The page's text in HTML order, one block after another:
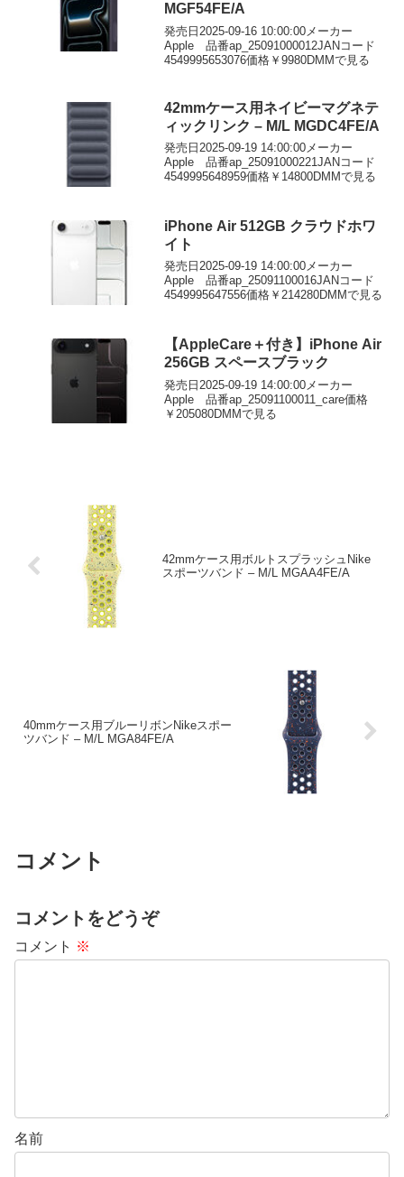
MGF54FE/A
発売日2025-09-16 10:00:00メーカー
Apple 品番ap_25091000012JANコード
4549995653076価格￥9980DMMで見る
42mmケース用ネイビーマグネテ
ィックリンク – M/L MGDC4FE/A
発売日2025-09-19 14:00:00メーカー
Apple 品番ap_25091000221JANコード
4549995648959価格￥14800DMMで見る
iPhone Air 512GB クラウドホワ
イト
発売日2025-09-19 14:00:00メーカー
Apple 品番ap_25091100016JANコード
4549995647556価格￥214280DMMで見る
【AppleCare＋付き】iPhone Air
256GB スペースブラック
発売日2025-09-19 14:00:00メーカー
Apple 品番ap_25091100011_care価格
￥205080DMMで見る
42mmケース用ボルトスプラッシュNike
スポーツバンド – M/L MGAA4FE/A
40mmケース用ブルーリボンNikeスポー
ツバンド – M/L MGA84FE/A
コメント
コメントをどうぞ
コメント ※
名前